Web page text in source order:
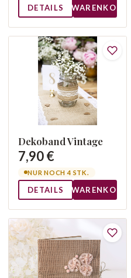
DETAILS WARENKORB
Dekoband Vintage
7,90 €
NUR NOCH 4 STK.
DETAILS WARENKORB